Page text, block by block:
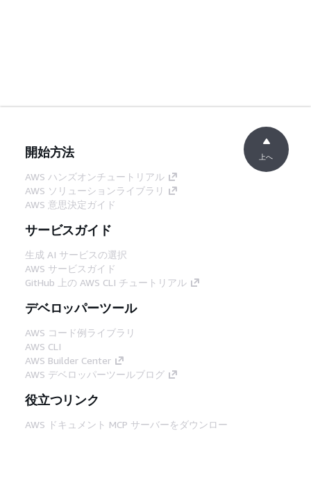
開始方法
AWS ハンズオンチュートリアル
AWS ソリューションライブラリ
AWS 意思決定ガイド
サービスガイド
生成 AI サービスの選択
AWS サービスガイド
GitHub 上の AWS CLI チュートリアル
デベロッパーツール
AWS コード例ライブラリ
AWS CLI
AWS Builder Center
AWS デベロッパーツールブログ
役立つリンク
AWS ドキュメント MCP サーバーをダウンロー
上へ